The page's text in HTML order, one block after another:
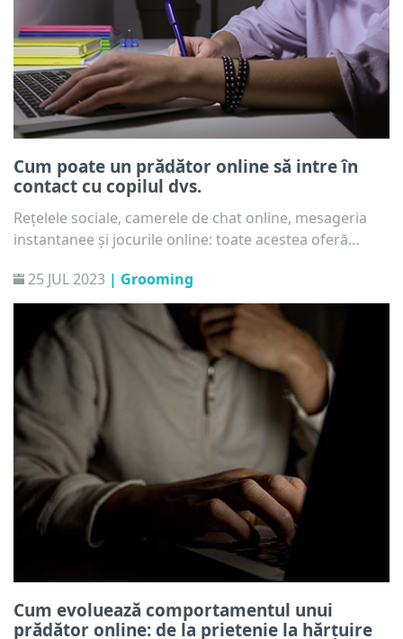
Cum poate un prădător online să intre în
contact cu copilul dvs.
Rețelele sociale, camerele de chat online, mesageria
instantanee și jocurile online: toate acestea oferă
cu prietenii lor și se pot distra împărtășind videoclipuri
și jucând jocuri online. În același timp, însă, acestea
permit oricui să intre foarte ușor în contact cu copilul
dvs., fie că vorbim de un mesaj privat, de un
comentariu la un videoclip sau printr-un serviciu de
chat vocal folosit în timpul unui joc online.
25 JUL 2023 | Grooming
Cum evoluează comportamentul unui
prădător online: de la prietenie la hărțuire